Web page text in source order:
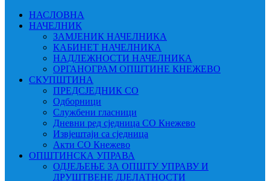
НАСЛОВНА
НАЧЕЛНИК
ЗАМЈЕНИК НАЧЕЛНИКА
КАБИНЕТ НАЧЕЛНИКА
НАДЛЕЖНОСТИ НАЧЕЛНИКА
ОРГАНОГРАМ ОПШТИНЕ КНЕЖЕВО
СКУПШТИНА
ПРЕДСЈЕДНИК СО
Одборници
Службени гласници
Дневни ред сједница СО Кнежево
Извјештаји са сједница
Акти СО Кнежево
ОПШТИНСКА УПРАВА
ОДЈЕЉЕЊЕ ЗА ОПШТУ УПРАВУ И
ДРУШТВЕНЕ ДЈЕЛАТНОСТИ